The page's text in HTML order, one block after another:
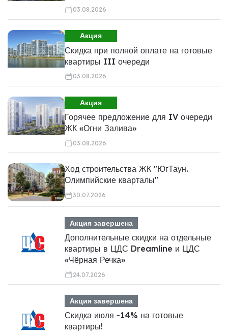
03.08.2026
Акция
Скидка при полной оплате на готовые
квартиры III очереди
03.08.2026
Акция
Горячее предложение для IV очереди
ЖК «Огни Залива»
03.08.2026
Ход строительства ЖК "ЮгТаун.
Олимпийские кварталы"
30.07.2026
Акция завершена
Дополнительные скидки на отдельные
квартиры в ЦДС Dreamline и ЦДС
«Чёрная Речка»
24.07.2026
Акция завершена
Скидка июля -14% на готовые
квартиры!